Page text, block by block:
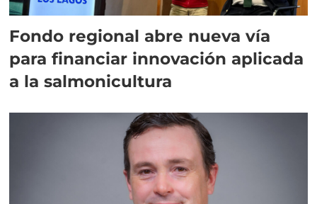
Fondo regional abre nueva vía
para financiar innovación aplicada
a la salmonicultura